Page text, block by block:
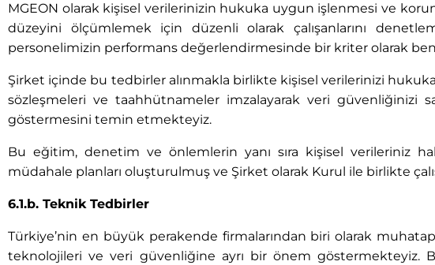
MGEON olarak kişisel verilerinizin hukuka uygun işlenmesi ve
düzeyini ölçümlemek için düzenli olarak çalışanlarını
personelimizin performans değerlendirmesinde bir kriter olarak
Şirket içinde bu tedbirler alınmakla birlikte kişisel verilerinizi
sözleşmeleri ve taahhütnameler imzalayarak veri güvenliğinizi
göstermesini temin etmekteyiz.
Bu eğitim, denetim ve önlemlerin yanı sıra kişisel verileriniz
müdahale planları oluşturulmuş ve Şirket olarak Kurul ile birlikte
6.1.b. Teknik Tedbirler
Türkiye’nin en büyük perakende firmalarından biri olarak
teknolojileri ve veri güvenliğine ayrı bir önem göstermekteyiz.